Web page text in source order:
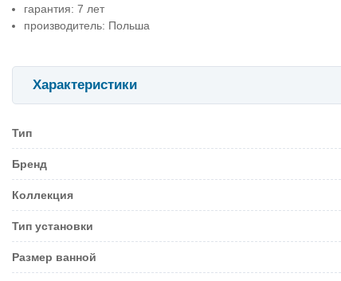
гарантия: 7 лет
производитель: Польша
Характеристики
Тип
Бренд
Коллекция
Тип установки
Размер ванной